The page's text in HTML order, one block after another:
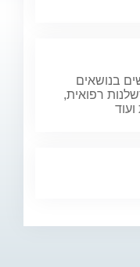
בנושאים
רפואית,